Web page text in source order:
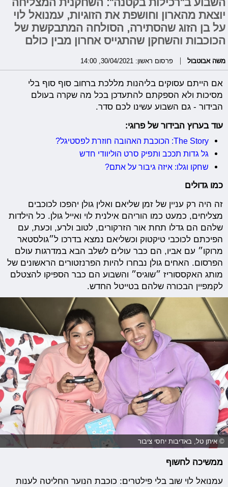
יוצאת מהארון וחושפת את הזוגיות, עמנואל לוי
על בן הזוג שהסתירה, הסולחה המתבקשת של
הכוכבות והשחקן שהתגייס אחרון מבין כולם
משה אבוטבול פרסום ראשון: 30/04/2021, 14:00
אם הייתם עסוקים בליהנות מללכת ברחוב סוף סוף בלי
מסיכות ולא הספקתם להתעדכן בכל מה שקרה בעולם
הבידור - גם השבוע עשינו לכם סדר.
עוד בערוץ הבידור של פרוגי:
The Story: הכוכבת האהובה חוזרת לפסטיגל?
גל גדות תככב ותפיק סרט הוליוודי חדש
שחקו וגלו: איזה גיבור על אתם?
כמו גדולים
זה היה רק עניין של זמן שליאם ואלין גולן יהפכו לכוכבים
מצליחים, כמעט כמו הוריהם אילנית לוי ואייל גולן. כל הילדות
שלהם הם גדלו תחת אור הזרקורים, לטוב ולרע, וכעת, עם
הפיכתם לכוכבי טיקטוק וכשליאם נמצא בדרכו ל״גולסטאר
מרוקו״ עם אביו, הם כבר עולים לשלב הבא במדרגות עולם
הפרסום. האחים גולן נבחרו להיות הפרנזטורים הראשונים של
מותג האקססוריז ״שוגיס״ והשבוע הם כבר הספיקו להצטלם
לקמפיין הבכורה שלהם בטייטל החדש.
© איתן טל, באדיבות יחסי ציבור
ממשיכה לחשוף
עמנואל לוי שוב בלי פילטרים: כוכבת הנוער החליטה לענות